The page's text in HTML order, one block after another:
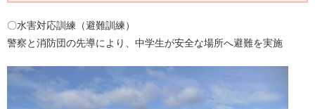
〇水害対応訓練（避難訓練）
警察と消防団の先導により、中学生が安全な場所へ避難を実施